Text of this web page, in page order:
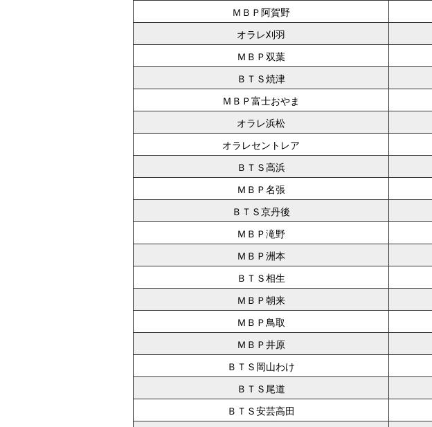
ＭＢＰ阿賀野
オラレ刈羽
ＭＢＰ双葉
ＢＴＳ焼津
ＭＢＰ富士おやま
オラレ浜松
オラレセントレア
ＢＴＳ高浜
ＭＢＰ名張
ＢＴＳ京丹後
ＭＢＰ滝野
ＭＢＰ洲本
ＢＴＳ相生
ＭＢＰ朝来
ＭＢＰ鳥取
ＭＢＰ井原
ＢＴＳ岡山わけ
ＢＴＳ尾道
ＢＴＳ安芸高田